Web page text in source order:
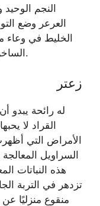
النجم
العرعر وضع
الخليط في وعاء
الساخن حوله، ثم تصفية التوت من السائل.
زعتر
القراد لا
الأمراض التي
السراويل
تزدهر في التربة
منقوع منزليًا